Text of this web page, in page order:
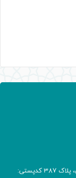
آدرس: پسـتی تهران، خیابان طالقانی، میدان فلسطین، پلاک 387 کدپستی: